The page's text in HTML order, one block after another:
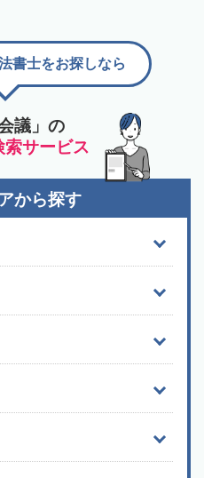
議」の
サービス
書士をお探しなら
から探す